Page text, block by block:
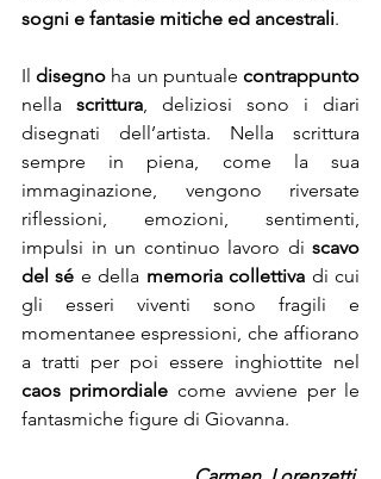
sogni e fantasie mitiche ed ancestrali.
Il disegno ha un puntuale contrappunto
nella scrittura, deliziosi sono i diari
disegnati dell’artista. Nella scrittura
sempre in piena, come la sua
immaginazione, vengono riversate
riflessioni, emozioni, sentimenti,
impulsi in un continuo lavoro di scavo
del sé e della memoria collettiva di cui
gli esseri viventi sono fragili e
momentanee espressioni, che affiorano
caos primordiale come avviene per le
fantasmiche figure di Giovanna.